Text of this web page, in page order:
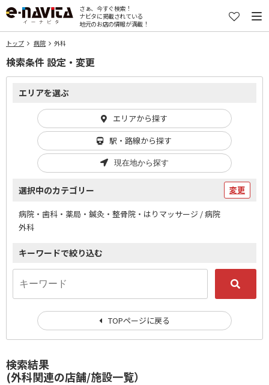
さぁ、今すぐ検索！
ナビタに掲載されている
地元のお店の情報が満載！
トップ 病院 外科
検索結果
(外科関連の店舗/施設一覧）
検索条件 設定・変更
エリアを選ぶ
エリアから探す
駅・路線から探す
現在地から探す
選択中のカテゴリー 変更
病院・歯科・薬局・鍼灸・整骨院・はりマッサージ / 病院
外科
キーワードで絞り込む
TOPページに戻る